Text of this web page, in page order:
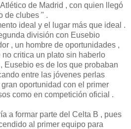
de Madrid , con quien llegó
de clubes " .
ideal y el lugar más que ideal .
división con Eusebio
, un hombre de oportunidades ,
critica un plato sin haberlo
Eusebio es de los que probaban
entre las jóvenes perlas
oportunidad con el primer
como en competición oficial .
a formar parte del Celta B , pues
al primer equipo para